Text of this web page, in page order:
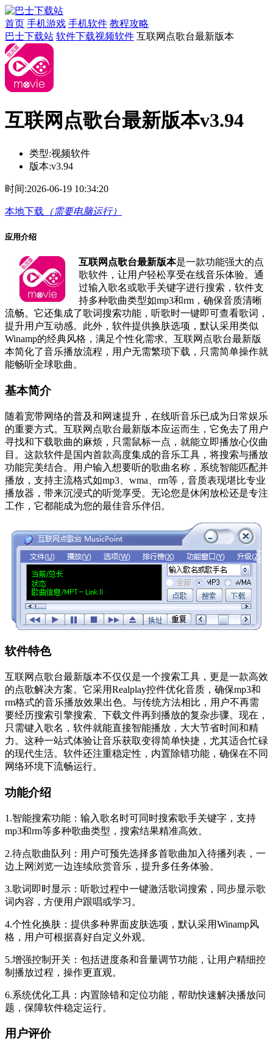
首页 手机游戏 手机软件 教程攻略
巴士下载站 软件下载视频软件 互联网点歌台最新版本
互联网点歌台最新版本v3.94
类型:视频软件
版本:v3.94
时间:2026-06-19 10:34:20
本地下载 （需要电脑运行）
应用介绍
互联网点歌台最新版本是一款功能强大的点
歌软件，让用户轻松享受在线音乐体验。通
过输入歌名或歌手关键字进行搜索，软件支
持多种歌曲类型如mp3和rm，确保音质清晰
流畅。它还集成了歌词搜索功能，听歌时一键即可查看歌词，
提升用户互动感。此外，软件提供换肤选项，默认采用类似
Winamp的经典风格，满足个性化需求。互联网点歌台最新版
本简化了音乐播放流程，用户无需繁琐下载，只需简单操作就
能畅听全球歌曲。
基本简介
随着宽带网络的普及和网速提升，在线听音乐已成为日常娱乐
的重要方式。互联网点歌台最新版本应运而生，它免去了用户
寻找和下载歌曲的麻烦，只需鼠标一点，就能立即播放心仪曲
目。这款软件是国内首款高度集成的音乐工具，将搜索与播放
功能完美结合。用户输入想要听的歌曲名称，系统智能匹配并
播放，支持主流格式如mp3、wma、rm等，音质表现堪比专业
播放器，带来沉浸式的听觉享受。无论您是休闲放松还是专注
工作，它都能成为您的最佳音乐伴侣。
软件特色
互联网点歌台最新版本不仅仅是一个搜索工具，更是一款高效
的点歌解决方案。它采用Realplay控件优化音质，确保mp3和
rm格式的音乐播放效果出色。与传统方法相比，用户不再需
要经历搜索引擎搜索、下载文件再到播放的复杂步骤。现在，
只需键入歌名，软件就能直接智能播放，大大节省时间和精
力。这种一站式体验让音乐获取变得简单快捷，尤其适合忙碌
的现代生活。软件还注重稳定性，内置除错功能，确保在不同
网络环境下流畅运行。
功能介绍
1.智能搜索功能：输入歌名时可同时搜索歌手关键字，支持
mp3和rm等多种歌曲类型，搜索结果精准高效。
2.待点歌曲队列：用户可预先选择多首歌曲加入待播列表，一
边上网浏览一边连续欣赏音乐，提升多任务体验。
3.歌词即时显示：听歌过程中一键激活歌词搜索，同步显示歌
词内容，方便用户跟唱或学习。
4.个性化换肤：提供多种界面皮肤选项，默认采用Winamp风
格，用户可根据喜好自定义外观。
5.增强控制开关：包括进度条和音量调节功能，让用户精细控
制播放过程，操作更直观。
6.系统优化工具：内置除错和定位功能，帮助快速解决播放问
题，保障软件稳定运行。
用户评价